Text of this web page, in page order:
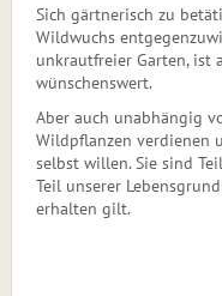
Sich gärtnerisch zu
Wildwuchs
unkrautfreier Garten, ist
wünschenswert.
Aber auch unabhängig
Wildpflanzen verdienen
selbst willen. Sie sind
Teil unserer
erhalten gilt.